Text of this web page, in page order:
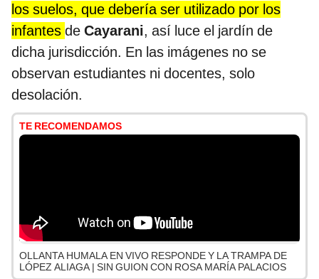
los suelos, que debería ser utilizado por los
infantes de Cayarani, así luce el jardín de
dicha jurisdicción. En las imágenes no se
observan estudiantes ni docentes, solo
desolación.
TE RECOMENDAMOS
OLLANTA HUMALA EN VIVO RESPONDE Y LA TRAMPA DE
LÓPEZ ALIAGA | SIN GUION CON ROSA MARÍA PALACIOS